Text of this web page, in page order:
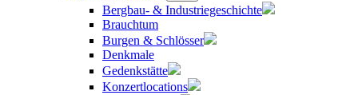
Bergbau- & Industriegeschichte
Brauchtum
Burgen & Schlösser
Denkmale
Gedenkstätte
Konzertlocations